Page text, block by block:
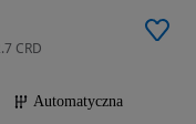
CRD
Automatyczna